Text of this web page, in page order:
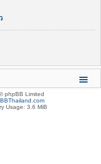
phpBB Limited
Usage: 3.6 MiB